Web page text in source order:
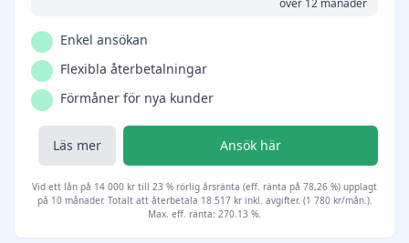
över 12 månader
Enkel ansökan
Flexibla återbetalningar
Förmåner för nya kunder
Läs mer Ansök här
Vid ett lån på 14 000 kr till 23 % rörlig årsränta (eff. ränta på 78,26 %) upplagt
på 10 månader. Totalt att återbetala 18 517 kr inkl. avgifter. (1 780 kr/mån.).
Max. eff. ränta: 270.13 %.